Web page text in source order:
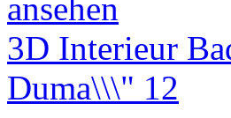
3D Interieur
Duma\\\" 12